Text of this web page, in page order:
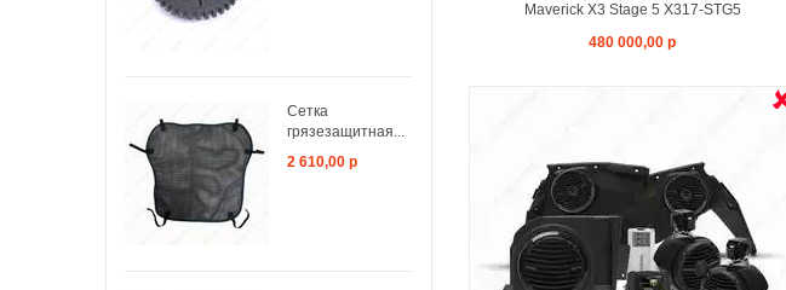
Сетка
грязезащитная...
2 610,00 р
Maverick X3 Stage 5 X317-STG5
480 000,00 р
ЗАКОНЧИЛСЯ